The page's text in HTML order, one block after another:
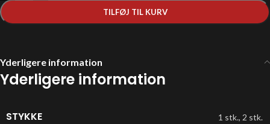
TILFØJ TIL KURV
Yderligere information
Yderligere information
STYKKE 1 stk., 2 stk.